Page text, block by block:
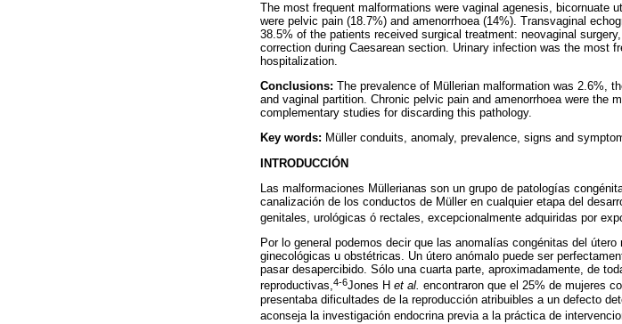
The most frequent malformations were vaginal agenesis, bicornuate
were pelvic pain (18.7%) and amenorrhoea (14%). Transvaginal
38.5% of the patients received surgical treatment: neovaginal
correction during Caesarean section. Urinary infection was the most
hospitalization.
Conclusions: The prevalence of Müllerian malformation was 2.6%,
and vaginal partition. Chronic pelvic pain and amenorrhoea were the
complementary studies for discarding this pathology.
Key words: Müller conduits, anomaly, prevalence, signs and
INTRODUCCIÓN
Las malformaciones Müllerianas son un grupo de patologías
canalización de los conductos de Müller en cualquier etapa del
genitales, urológicas ó rectales, excepcionalmente adquiridas por
Por lo general podemos decir que las anomalías congénitas del
ginecológicas u obstétricas. Un útero anómalo puede ser
pasar desapercibido. Sólo una cuarta parte, aproximadamente, de
reproductivas,4-6Jones H et al. encontraron que el 25% de mujeres
presentaba dificultades de la reproducción atribuibles a un defecto
aconseja la investigación endocrina previa a la práctica de